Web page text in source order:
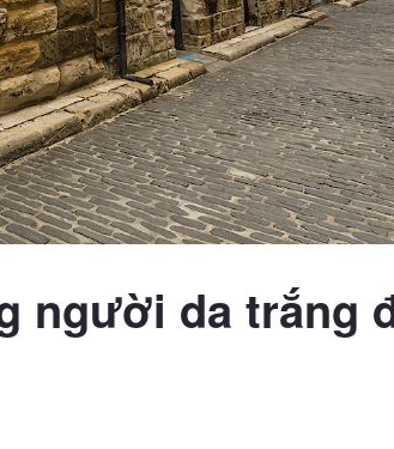
người da trắng